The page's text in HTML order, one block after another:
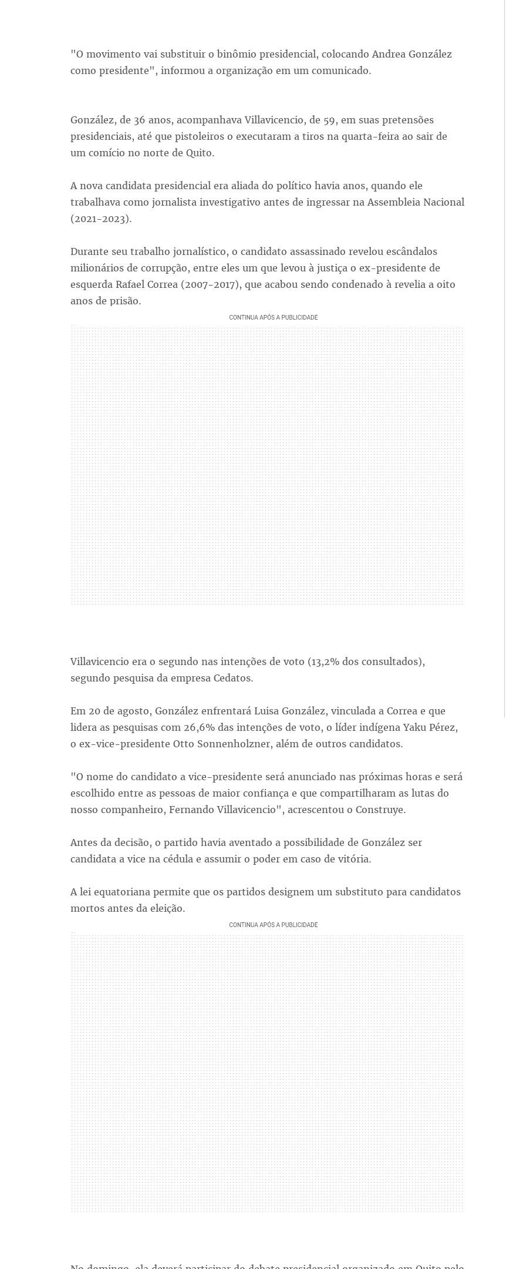
"O movimento vai substituir o binômio presidencial, colocando Andrea González
como presidente", informou a organização em um comunicado.
González, de 36 anos, acompanhava Villavicencio, de 59, em suas pretensões
presidenciais, até que pistoleiros o executaram a tiros na quarta-feira ao sair de
um comício no norte de Quito.
A nova candidata presidencial era aliada do político havia anos, quando ele
trabalhava como jornalista investigativo antes de ingressar na Assembleia Nacional
(2021-2023).
Durante seu trabalho jornalístico, o candidato assassinado revelou escândalos
milionários de corrupção, entre eles um que levou à justiça o ex-presidente de
esquerda Rafael Correa (2007-2017), que acabou sendo condenado à revelia a oito
anos de prisão.
Villavicencio era o segundo nas intenções de voto (13,2% dos consultados),
segundo pesquisa da empresa Cedatos.
Em 20 de agosto, González enfrentará Luisa González, vinculada a Correa e que
lidera as pesquisas com 26,6% das intenções de voto, o líder indígena Yaku Pérez,
o ex-vice-presidente Otto Sonnenholzner, além de outros candidatos.
"O nome do candidato a vice-presidente será anunciado nas próximas horas e será
escolhido entre as pessoas de maior confiança e que compartilharam as lutas do
nosso companheiro, Fernando Villavicencio", acrescentou o Construye.
Antes da decisão, o partido havia aventado a possibilidade de González ser
candidata a vice na cédula e assumir o poder em caso de vitória.
A lei equatoriana permite que os partidos designem um substituto para candidatos
mortos antes da eleição.